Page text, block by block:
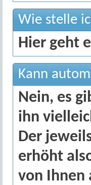
Wie stelle
Hier geht
Kann
Nein, es
ihn
Der
erhöht
von Ihnen